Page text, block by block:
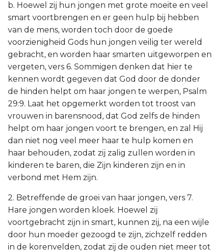
b. Hoewel zij hun jongen met grote moeite en veel
smart voortbrengen en er geen hulp bij hebben
van de mens, worden toch door de goede
voorzienigheid Gods hun jongen veilig ter wereld
gebracht, en worden haar smarten uitgeworpen en
vergeten, vers 6. Sommigen denken dat hier te
kennen wordt gegeven dat God door de donder
de hinden helpt om haar jongen te werpen, Psalm
29:9. Laat het opgemerkt worden tot troost van
vrouwen in barensnood, dat God zelfs de hinden
helpt om haar jongen voort te brengen, en zal Hij
dan niet nog veel meer haar te hulp komen en
haar behouden, zodat zij zalig zullen worden in
kinderen te baren, die Zijn kinderen zijn en in
verbond met Hem zijn.
2. Betreffende de groei van haar jongen, vers 7.
Hare jongen worden kloek. Hoewel zij
voortgebracht zijn in smart, kunnen zij, na een wijle
door hun moeder gezoogd te zijn, zichzelf redden
in de korenvelden, zodat zij de ouden niet meer tot